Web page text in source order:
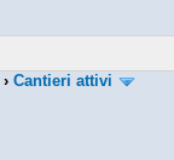
›Cantieri attivi